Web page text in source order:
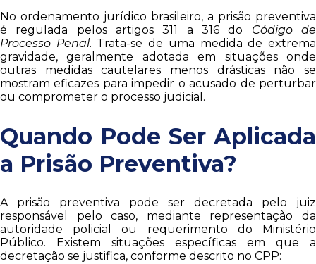
No ordenamento jurídico brasileiro, a prisão preventiva
é regulada pelos artigos 311 a 316 do Código de
Processo Penal. Trata-se de uma medida de extrema
gravidade, geralmente adotada em situações onde
outras medidas cautelares menos drásticas não se
mostram eficazes para impedir o acusado de perturbar
ou comprometer o processo judicial.
Quando Pode Ser Aplicada
a Prisão Preventiva?
A prisão preventiva pode ser decretada pelo juiz
responsável pelo caso, mediante representação da
autoridade policial ou requerimento do Ministério
Público. Existem situações específicas em que a
decretação se justifica, conforme descrito no CPP: